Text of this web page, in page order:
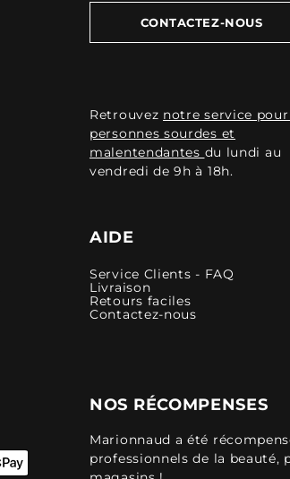
CONTACTEZ-NOUS
Retrouvez notre service
personnes sourdes et
malentendantes du lundi au
vendredi de 9h à 18h.
AIDE
Service Clients - FAQ
Livraison
Retours faciles
Contactez-nous
NOS RÉCOMPENSES
Marionnaud a été
professionnels de la beauté,